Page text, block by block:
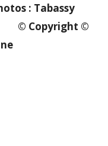
: Tabassy
©